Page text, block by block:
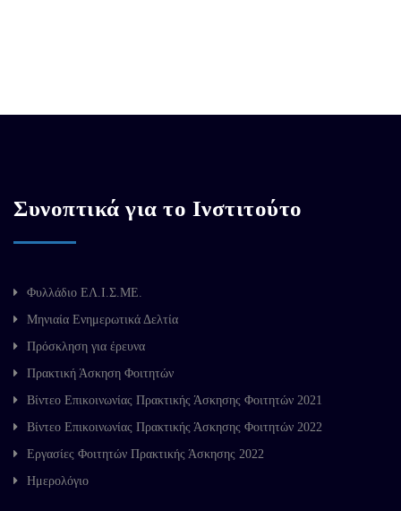
Συνοπτικά για το Ινστιτούτο
Φυλλάδιο ΕΛ.Ι.Σ.ΜΕ.
Μηνιαία Ενημερωτικά Δελτία
Πρόσκληση για έρευνα
Πρακτική Άσκηση Φοιτητών
Βίντεο Επικοινωνίας Πρακτικής Άσκησης Φοιτητών 2021
Βίντεο Επικοινωνίας Πρακτικής Άσκησης Φοιτητών 2022
Εργασίες Φοιτητών Πρακτικής Άσκησης 2022
Ημερολόγιο